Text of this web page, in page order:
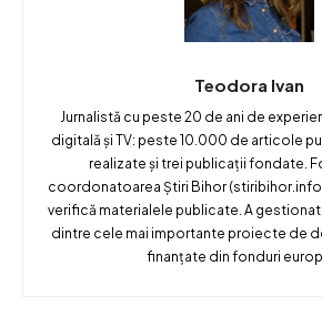
Teodora Ivan
Jurnalistă cu peste 20 de ani de
digitală și TV: peste 10.000 de articole
realizate și trei publicații fondate.
coordonatoarea Știri Bihor
verifică materialele publicate. A
dintre cele mai importante proiecte de
finanțate din fonduri